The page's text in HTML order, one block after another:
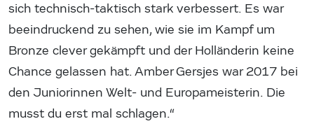
sich technisch-taktisch stark verbessert. Es war
beeindruckend zu sehen, wie sie im Kampf um
Bronze clever gekämpft und der Holländerin keine
Chance gelassen hat. Amber Gersjes war 2017 bei
den Juniorinnen Welt- und Europameisterin. Die
musst du erst mal schlagen.“